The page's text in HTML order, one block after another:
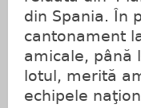
din Spania. În
cantonament
amicale, până
lotul, merită
echipele